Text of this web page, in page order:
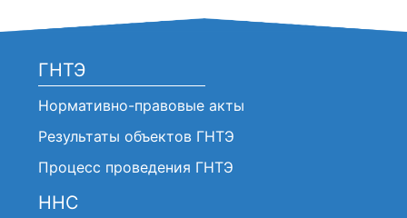
ГНТЭ
Нормативно-правовые акты
Результаты объектов ГНТЭ
Процесс проведения ГНТЭ
ННС